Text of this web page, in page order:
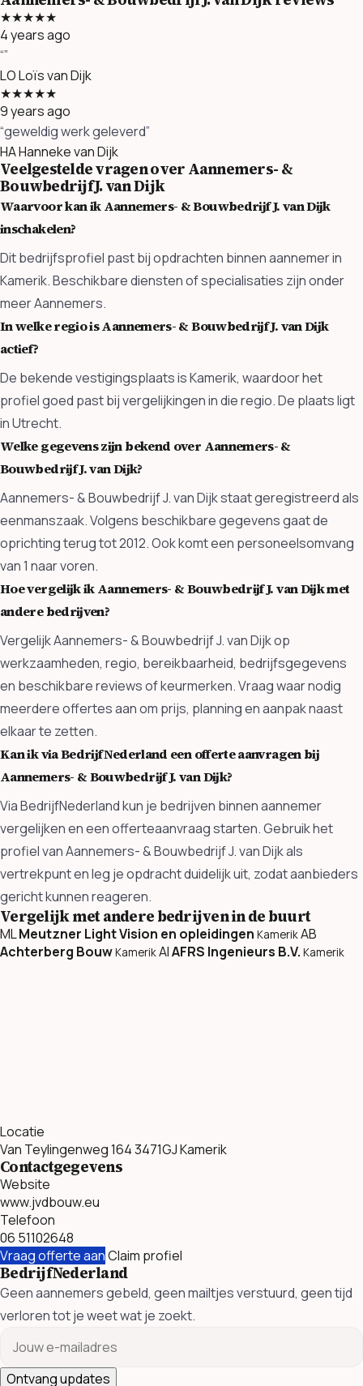
★★★★★
4 years ago
“”
LOLoïs van Dijk
★★★★★
9 years ago
“geweldig werk geleverd”
HAHanneke van Dijk
Veelgestelde vragen over Aannemers- &
Bouwbedrijf J. van Dijk
Waarvoor kan ik Aannemers- & Bouwbedrijf J. van Dijk
inschakelen?
Dit bedrijfsprofiel past bij opdrachten binnen aannemer in
Kamerik. Beschikbare diensten of specialisaties zijn onder
meer Aannemers.
In welke regio is Aannemers- & Bouwbedrijf J. van Dijk
actief?
De bekende vestigingsplaats is Kamerik, waardoor het
profiel goed past bij vergelijkingen in die regio. De plaats ligt
in Utrecht.
Welke gegevens zijn bekend over Aannemers- &
Bouwbedrijf J. van Dijk?
Aannemers- & Bouwbedrijf J. van Dijk staat geregistreerd als
eenmanszaak. Volgens beschikbare gegevens gaat de
oprichting terug tot 2012. Ook komt een personeelsomvang
van 1 naar voren.
Hoe vergelijk ik Aannemers- & Bouwbedrijf J. van Dijk met
andere bedrijven?
Vergelijk Aannemers- & Bouwbedrijf J. van Dijk op
werkzaamheden, regio, bereikbaarheid, bedrijfsgegevens
en beschikbare reviews of keurmerken. Vraag waar nodig
meerdere offertes aan om prijs, planning en aanpak naast
elkaar te zetten.
Kan ik via BedrijfNederland een offerte aanvragen bij
Aannemers- & Bouwbedrijf J. van Dijk?
Via BedrijfNederland kun je bedrijven binnen aannemer
vergelijken en een offerteaanvraag starten. Gebruik het
profiel van Aannemers- & Bouwbedrijf J. van Dijk als
vertrekpunt en leg je opdracht duidelijk uit, zodat aanbieders
gericht kunnen reageren.
Vergelijk met andere bedrijven in de buurt
MLMeutzner Light Vision en opleidingen KamerikAB
Achterberg BouwKamerikAIAFRS Ingenieurs B.V. Kamerik
Locatie
Van Teylingenweg 164 3471GJ Kamerik
Contactgegevens
Website
www.jvdbouw.eu
Telefoon
06 51102648
Vraag offerte aanClaim profiel
BedrijfNederland
Geen aannemers gebeld, geen mailtjes verstuurd, geen tijd
verloren tot je weet wat je zoekt.
Ontvang updates